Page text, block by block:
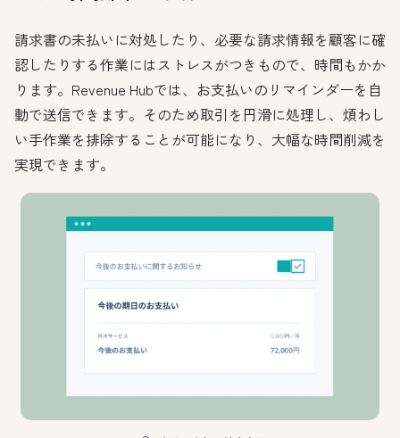
請求書の未払いに対処したり、必要な請求情報を顧客に確
認したりする作業にはストレスがつきもので、時間もかか
ります。Revenue Hubでは、お支払いのリマインダーを自
動で送信できます。そのため取引を円滑に処理し、煩わし
い手作業を排除することが可能になり、大幅な時間削減を
実現できます。